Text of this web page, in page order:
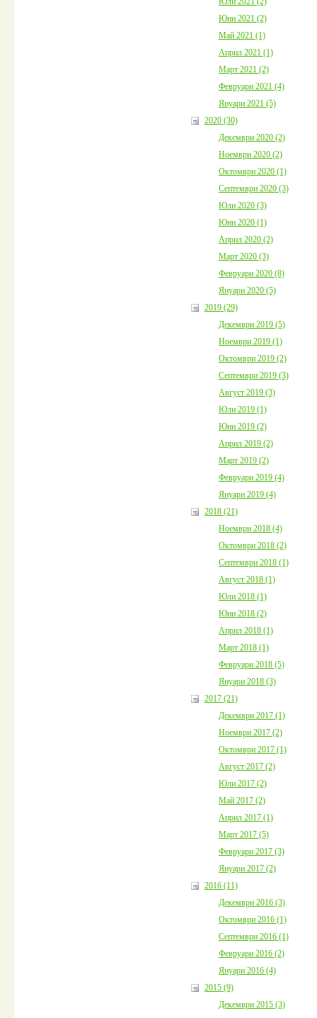
Юни 2021 (2)
Май 2021 (1)
Април 2021 (1)
Март 2021 (2)
Февруари 2021 (4)
Януари 2021 (5)
2020 (30)
Декември 2020 (2)
Ноември 2020 (2)
Октомври 2020 (1)
Септември 2020 (3)
Юли 2020 (3)
Юни 2020 (1)
Април 2020 (2)
Март 2020 (3)
Февруари 2020 (8)
Януари 2020 (5)
2019 (29)
Декември 2019 (5)
Ноември 2019 (1)
Октомври 2019 (2)
Септември 2019 (3)
Август 2019 (3)
Юли 2019 (1)
Юни 2019 (2)
Април 2019 (2)
Март 2019 (2)
Февруари 2019 (4)
Януари 2019 (4)
2018 (21)
Ноември 2018 (4)
Октомври 2018 (2)
Септември 2018 (1)
Август 2018 (1)
Юли 2018 (1)
Юни 2018 (2)
Април 2018 (1)
Март 2018 (1)
Февруари 2018 (5)
Януари 2018 (3)
2017 (21)
Декември 2017 (1)
Ноември 2017 (2)
Октомври 2017 (1)
Август 2017 (2)
Юли 2017 (2)
Май 2017 (2)
Април 2017 (1)
Март 2017 (5)
Февруари 2017 (3)
Януари 2017 (2)
2016 (11)
Декември 2016 (3)
Октомври 2016 (1)
Септември 2016 (1)
Февруари 2016 (2)
Януари 2016 (4)
2015 (9)
Декември 2015 (3)